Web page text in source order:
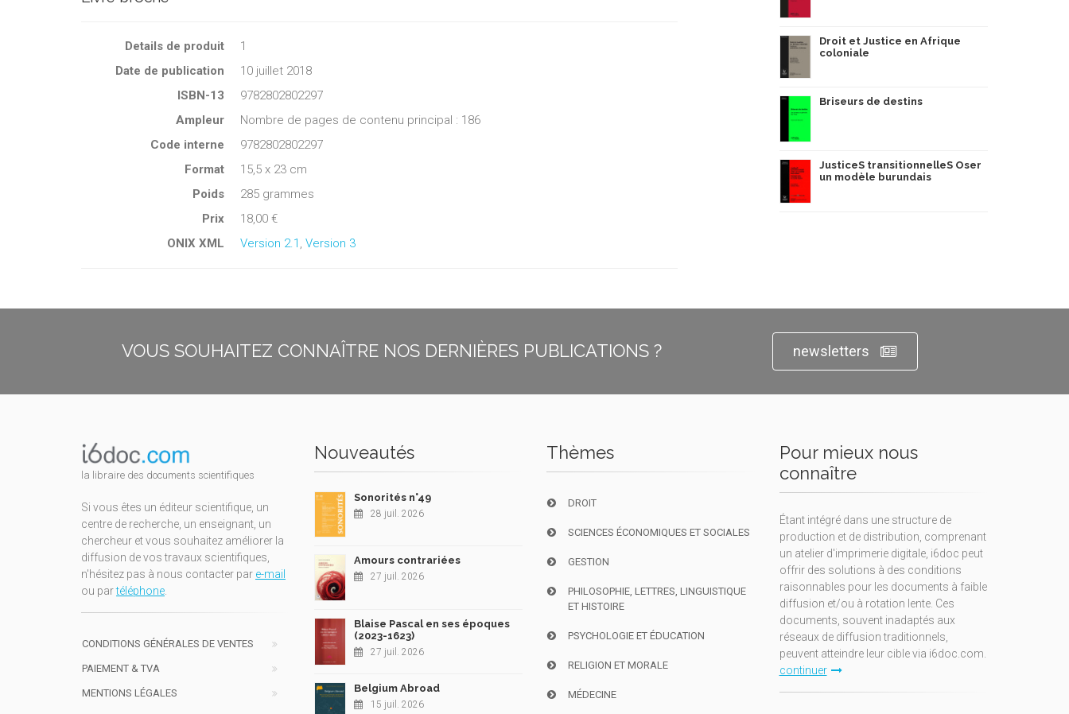
Details de produit
1
Date de publication
10 juillet 2018
ISBN-13
9782802802297
Ampleur
Nombre de pages de contenu principal : 186
Code interne
9782802802297
Format
15,5 x 23 cm
Poids
285 grammes
Prix
18,00 €
ONIX XML
Version 2.1 , Version 3
Droit et Justice en Afrique
coloniale
Briseurs de destins
JusticeS transitionnelleS Oser
un modèle burundais
VOUS SOUHAITEZ CONNAÎTRE NOS DERNIÈRES PUBLICATIONS ? newsletters
la libraire des documents scientifiques
Si vous êtes un éditeur scientifique, un
centre de recherche, un enseignant, un
chercheur et vous souhaitez améliorer la
diffusion de vos travaux scientifiques,
n'hésitez pas à nous contacter par e-mail
ou partéléphone.
CONDITIONS GÉNÉRALES DE VENTES
PAIEMENT & TVA
MENTIONS LÉGALES
Nouveautés
Sonorités n°49
28 juil. 2026
Amours contrariées
27 juil. 2026
Blaise Pascal en ses époques
(2023-1623)
27 juil. 2026
Belgium Abroad
15 juil. 2026
Thèmes
DROIT
SCIENCES ÉCONOMIQUES ET SOCIALES
GESTION
PHILOSOPHIE, LETTRES, LINGUISTIQUE
ET HISTOIRE
PSYCHOLOGIE ET ÉDUCATION
RELIGION ET MORALE
MÉDECINE
Pour mieux nous
connaître
Étant intégré dans une structure de
production et de distribution, comprenant
un atelier d'imprimerie digitale, i6doc peut
offrir des solutions à des conditions
raisonnables pour les documents à faible
diffusion et/ou à rotation lente. Ces
documents, souvent inadaptés aux
réseaux de diffusion traditionnels,
peuvent atteindre leur cible via i6doc.com.
continuer